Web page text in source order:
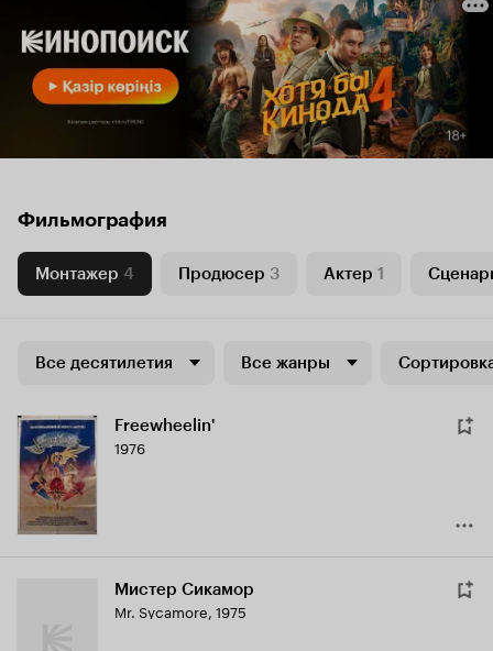
Фильмография
Монтажер 4 Продюсер 3 Актер 1
Все десятилетия Все жанры
Freewheelin'
1976
Мистер Сикамор
Mr. Sycamore, 1975